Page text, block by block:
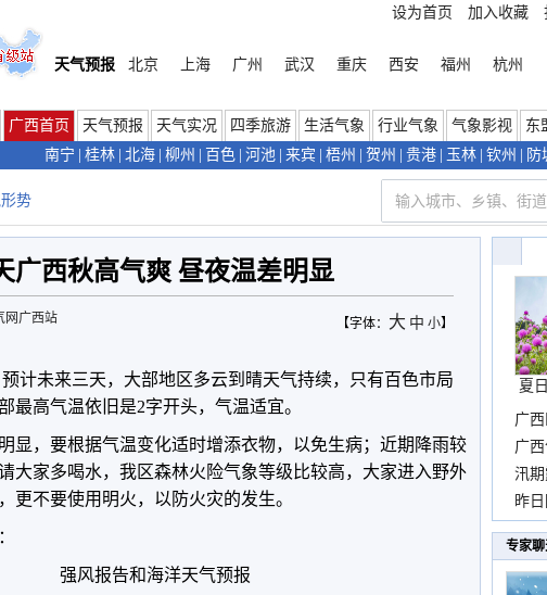
设为首页 加入收藏
天气预报
北京 上海 广州 武汉 重庆 西安 福州 杭州
广西首页 天气预报 天气实况 四季旅游 生活气象 行业气象 气象影视 东
南宁
桂林 北海 柳州 百色 河池 来宾 梧州 贺州 贵港 玉林 钦州 防
势
广西秋高气爽 昼夜温差明显
【字体： 大 中 小】
网广西站
计未来三天，大部地区多云到晴天气持续，只有百色市局
最高气温依旧是2字开头，气温适宜。
显，要根据气温变化适时增添衣物，以免生病；近期降雨较
大家多喝水，我区森林火险气象等级比较高，大家进入野外
更不要使用明火，以防火灾的发生。
强风报告和海洋天气预报
夏
广
晴热
广
汛
暴雨
昨
秀山
专家